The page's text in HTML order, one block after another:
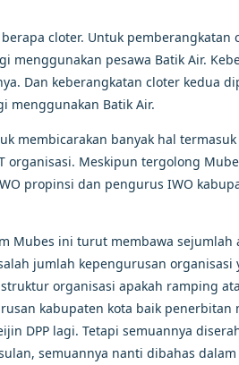
cloter. Untuk
menggunakan pesawa Batik Air.
Dan keberangkatan cloter kedua
menggunakan Batik Air.
membicarakan banyak hal
organisasi. Meskipun tergolong
propinsi dan pengurus IWO
Mubes ini turut membawa sejumlah
jumlah kepengurusan
organisasi apakah ramping
kabupaten kota baik
DPP lagi. Tetapi semuannya
semuannya nanti dibahas